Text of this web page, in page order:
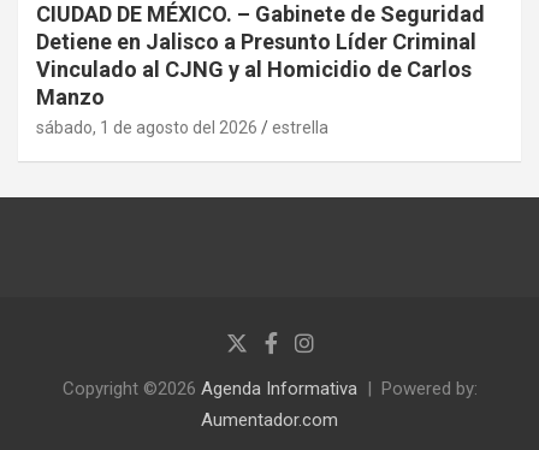
CIUDAD DE MÉXICO. – Gabinete de Seguridad
Detiene en Jalisco a Presunto Líder Criminal
Vinculado al CJNG y al Homicidio de Carlos
Manzo
sábado, 1 de agosto del 2026 estrella
Copyright ©2026 Agenda Informativa
Powered by:
Aumentador.com